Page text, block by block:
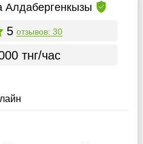
Алдабергенкызы
5 отзывов: 30
тнг/час